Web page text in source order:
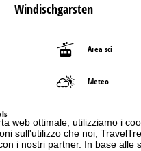
web ottimale, utilizziamo i
sull'utilizzo che noi,
i nostri partner. In base alle
Windischgarsten
Area sci
Meteo